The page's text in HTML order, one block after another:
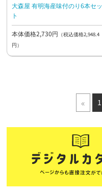
大森屋 有明海産味付のり6本セッ
ト
本体価格2,730円 （税込価格2,948.4
円）
« 1